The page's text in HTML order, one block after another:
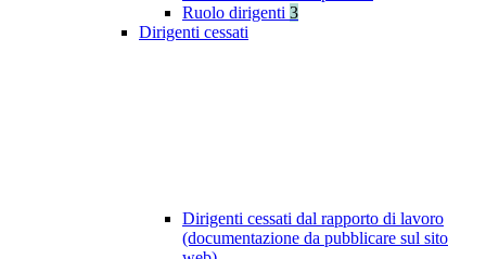
Ruolo dirigenti 3
Dirigenti cessati
Dirigenti cessati dal rapporto di lavoro
(documentazione da pubblicare sul sito